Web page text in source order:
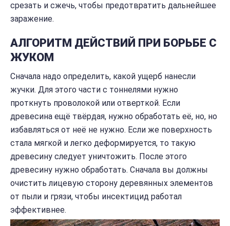
срезать и сжечь, чтобы предотвратить дальнейшее
заражение.
АЛГОРИТМ ДЕЙСТВИЙ ПРИ БОРЬБЕ С
ЖУКОМ
Сначала надо определить, какой ущерб нанесли
жучки. Для этого части с тоннелями нужно
проткнуть проволокой или отверткой. Если
древесина ещё твёрдая, нужно обработать её, но, но
избавляться от неё не нужно. Если же поверхность
стала мягкой и легко деформируется, то такую
древесину следует уничтожить. После этого
древесину нужно обработать. Сначала вы должны
очистить лицевую сторону деревянных элементов
от пыли и грязи, чтобы инсектицид работал
эффективнее.